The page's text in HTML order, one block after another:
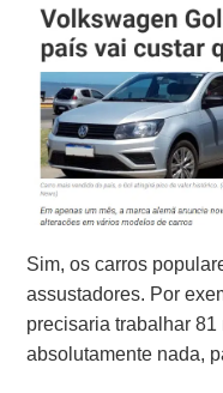
Sim, os carros
assustadores. Por
precisaria trabalhar
absolutamente nada,